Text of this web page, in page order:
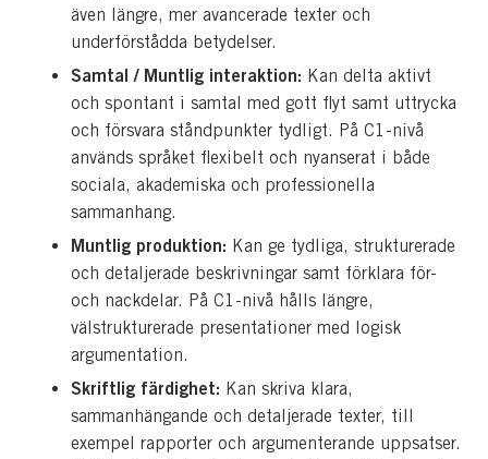
även längre, mer avancerade texter och
underförstådda betydelser.
Samtal / Muntlig interaktion: Kan delta aktivt
och spontant i samtal med gott flyt samt uttrycka
och försvara ståndpunkter tydligt. På C1-nivå
används språket flexibelt och nyanserat i både
sociala, akademiska och professionella
sammanhang.
Muntlig produktion: Kan ge tydliga, strukturerade
och detaljerade beskrivningar samt förklara för-
och nackdelar. På C1-nivå hålls längre,
välstrukturerade presentationer med logisk
argumentation.
Skriftlig färdighet: Kan skriva klara,
sammanhängande och detaljerade texter, till
exempel rapporter och argumenterande uppsatser.